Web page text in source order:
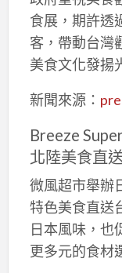
食展，期許透
客，帶動台灣
美食文化發揚
新聞來源：
Breeze
北陸美食直
微風超市舉辦
特色美食直送
日本風味，也
更多元的食材